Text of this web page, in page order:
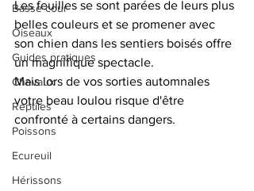
Basse-cour
Oiseaux
Guides pratiques
Chevaux
Reptiles
Poissons
Ecureuil
Hérissons
Les feuilles se sont parées de leurs plus
belles couleurs et se promener avec
son chien dans les sentiers boisés offre
un magnifique spectacle.
Mais lors de vos sorties automnales
votre beau loulou risque d'être
confronté à certains dangers.